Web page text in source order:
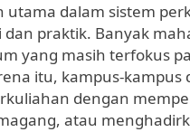
utama dalam sistem
praktik. Banyak
yang masih terfokus
itu, kampus-
dengan
atau